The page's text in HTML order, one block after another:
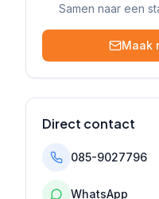
Samen naar een
Maak
Direct contact
085-9027796
WhatsApp